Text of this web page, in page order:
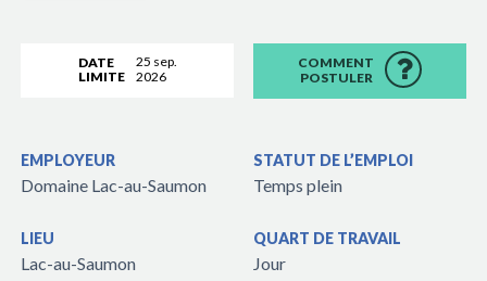
DATE
LIMITE
25 sep.
2026
COMMENT
POSTULER
EMPLOYEUR
Domaine Lac-au-Saumon
STATUT DE L’EMPLOI
Temps plein
LIEU
Lac-au-Saumon
QUART DE TRAVAIL
Jour